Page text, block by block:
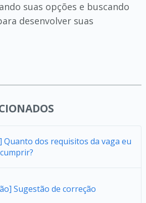
suas opções e buscando
desenvolver suas
Quanto dos requisitos da vaga eu
Sugestão de correção